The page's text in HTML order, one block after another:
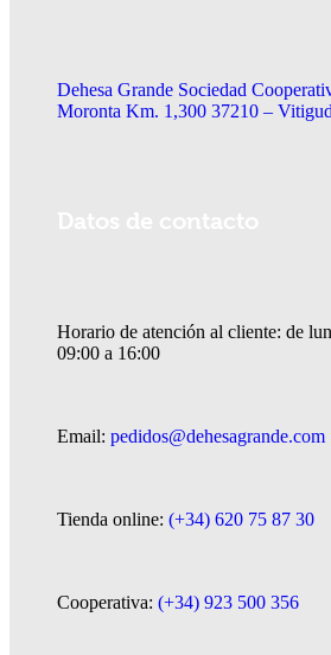
Dehesa Grande Sociedad
Moronta Km. 1,300 37210 –
Horario de atención al cliente: de
09:00 a 16:00
Email: pedidos@dehesagrande.com
Tienda online: (+34) 620 75 87 30
Cooperativa: (+34) 923 500 356